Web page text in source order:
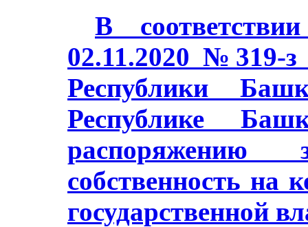
В
02.11.2020 №319-
Республики
Республике
распоряжению
собственность на
государственной